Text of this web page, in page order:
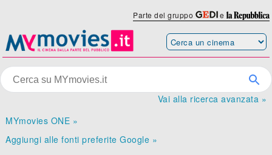
Parte del gruppo e
Vai alla ricerca avanzata »
MYmovies ONE »
Aggiungi alle fonti preferite Google »